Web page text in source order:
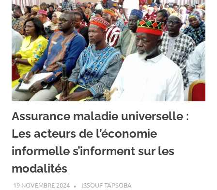
Assurance maladie universelle :
Les acteurs de l’économie
informelle s’informent sur les
modalités
19 NOVEMBRE 2024 ISSOUF TAPSOBA